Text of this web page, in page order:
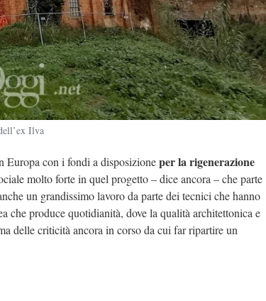
Ilva
Europa con i fondi a disposizioneper la rigenerazione
molto forte in quel progetto – dice ancora – che parte
un grandissimo lavoro da parte dei tecnici che hanno
che produce quotidianità, dove la qualità architettonica e
delle criticità ancora in corso da cui far ripartire un